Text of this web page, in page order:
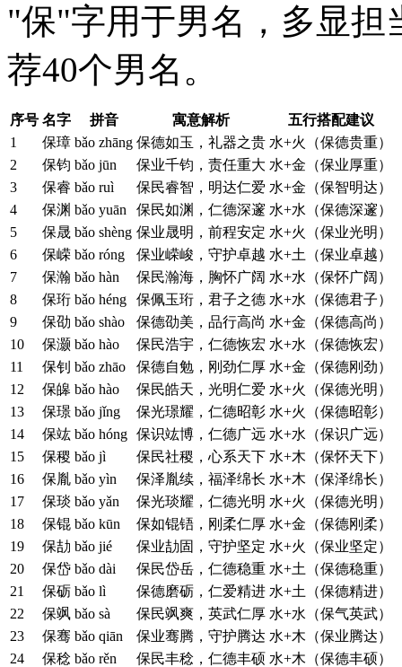
"保"字用于男名，多显担
荐40个男名。
序号 名字 拼音 寓意解析
五行搭配建议
1
保璋 bǎo zhāng 保德如玉，礼器之贵 水+火（保德贵重）
2
保钧 bǎo jūn 保业千钧，责任重大 水+金（保业厚重）
3
保睿 bǎo ruì 保民睿智，明达仁爱 水+金（保智明达）
4
保渊 bǎo yuān 保民如渊，仁德深邃 水+水（保德深邃）
5
保晟 bǎo shèng 保业晟明，前程安定 水+火（保业光明）
6
保嵘 bǎo róng 保业嵘峻，守护卓越 水+土（保业卓越）
7
保瀚 bǎo hàn 保民瀚海，胸怀广阔 水+水（保怀广阔）
8
保珩 bǎo héng 保佩玉珩，君子之德 水+水（保德君子）
9
保劭 bǎo shào 保德劭美，品行高尚 水+金（保德高尚）
10
保灏 bǎo hào 保民浩宇，仁德恢宏 水+水（保德恢宏）
11
保钊 bǎo zhāo 保德自勉，刚劲仁厚 水+金（保德刚劲）
12
保皞 bǎo hào 保民皓天，光明仁爱 水+火（保德光明）
13
保璟 bǎo jǐng 保光璟耀，仁德昭彰 水+火（保德昭彰）
14
保竑 bǎo hóng 保识竑博，仁德广远 水+水（保识广远）
15
保稷 bǎo jì 保民社稷，心系天下 水+木（保怀天下）
16
保胤 bǎo yìn 保泽胤续，福泽绵长 水+木（保泽绵长）
17
保琰 bǎo yǎn 保光琰耀，仁德光明 水+火（保德光明）
18
保锟 bǎo kūn 保如锟铻，刚柔仁厚 水+金（保德刚柔）
19
保劼 bǎo jié 保业劼固，守护坚定 水+火（保业坚定）
20
保岱 bǎo dài 保民岱岳，仁德稳重 水+土（保德稳重）
21
保砺 bǎo lì 保德磨砺，仁爱精进 水+土（保德精进）
22
保飒 bǎo sà 保民飒爽，英武仁厚 水+水（保气英武）
23
保骞 bǎo qiān 保业骞腾，守护腾达 水+木（保业腾达）
24
保稔 bǎo rěn 保民丰稔，仁德丰硕 水+木（保德丰硕）